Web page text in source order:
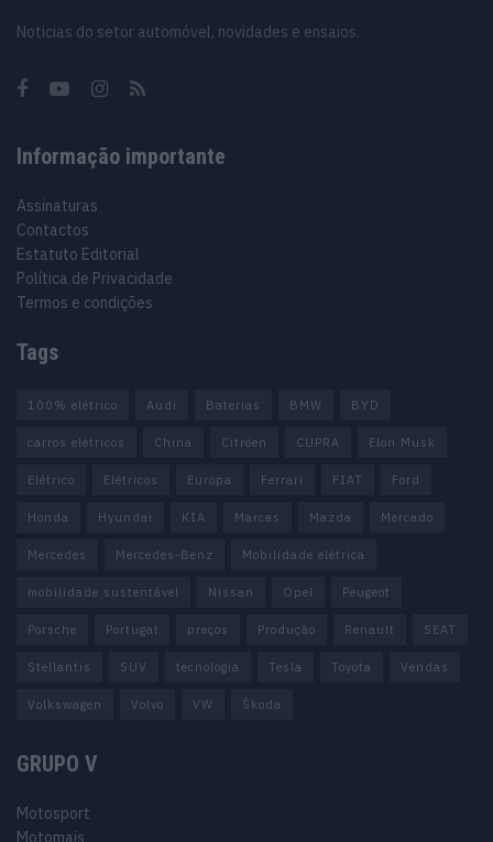
Noticias do setor automóvel, novidades e ensaios.
Informação importante
Assinaturas
Contactos
Estatuto Editorial
Política de Privacidade
Termos e condições
Tags
100% elétrico Audi Baterias BMW BYD
carros elétricos China Citröen CUPRA Elon Musk
Elétrico Elétricos Europa Ferrari FIAT Ford
Honda Hyundai KIA Marcas Mazda Mercado
Mercedes Mercedes-Benz Mobilidade elétrica
mobilidade sustentável Nissan Opel Peugeot
Porsche Portugal preços Produção Renault SEAT
Stellantis SUV tecnologia Tesla Toyota Vendas
Volkswagen Volvo VW Škoda
GRUPO V
Motosport
Motomais